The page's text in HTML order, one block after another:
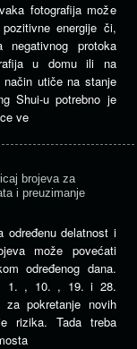
fotografija može
energije či,
protoka
u domu ili na
utiče na stanje
Shui-u potrebno je
ve
brojeva za
i preuzimanje
delatnost i
može povećati
određenog dana.
1. , 10. , 19. i 28.
pokretanje novih
rizika. Tada treba